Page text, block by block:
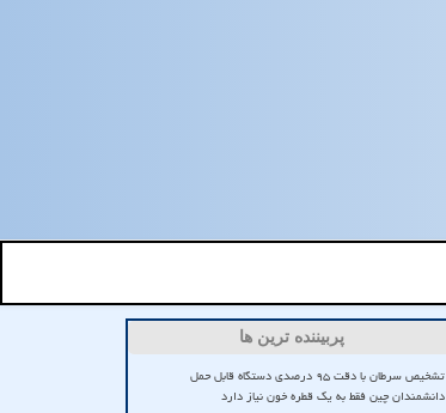
پربیننده ترین ها
تشخیص سرطان با دقت ۹۵ درصدی دستگاه قابل حمل
دانشمندان چین فقط به یک قطره خون نیاز دارد